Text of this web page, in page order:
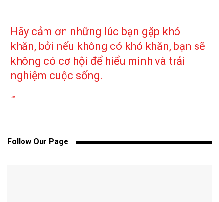
Hãy cảm ơn những lúc bạn gặp khó
khăn, bởi nếu không có khó khăn, bạn sẽ
không có cơ hội để hiểu mình và trải
nghiệm cuộc sống.
""
Follow Our Page